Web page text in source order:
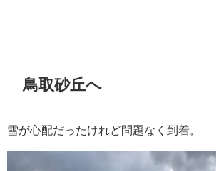
鳥取砂丘へ
雪が心配だったけれど問題なく到着。